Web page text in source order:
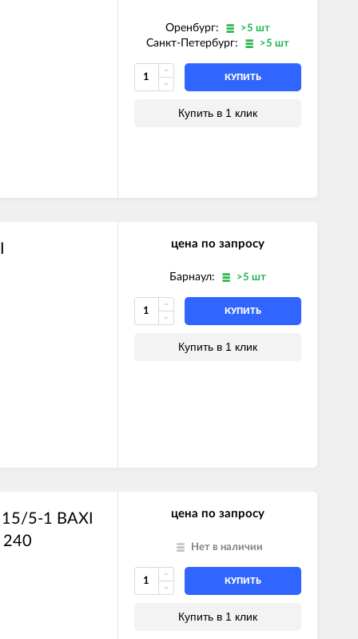
Оренбург: >5 шт
Санкт-Петербург: >5 шт
КУПИТЬ
Купить в 1 клик
цена по запросу
Барнаул: >5 шт
КУПИТЬ
Купить в 1 клик
5-1 BAXI
240
цена по запросу
Нет в наличии
КУПИТЬ
Купить в 1 клик